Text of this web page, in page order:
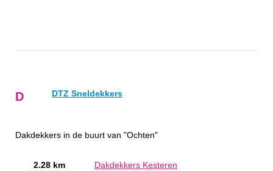
D DTZ Sneldekkers
Dakdekkers in de buurt van "Ochten"
2.28 km Dakdekkers Kesteren